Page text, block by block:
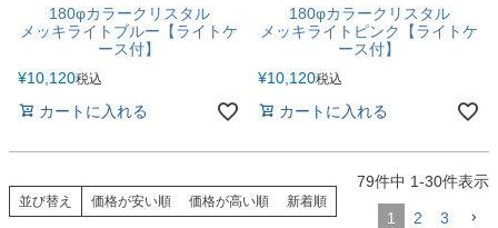
180φカラークリスタル
メッキライトブルー【ライトケ
ース付】
¥10,120税込
カートに入れる
180φカラークリスタル
メッキライトピンク【ライトケ
ース付】
¥10,120税込
カートに入れる
並び替え 価格が安い順 価格が高い順 新着順
79件中 1-30件表示
1 2 3